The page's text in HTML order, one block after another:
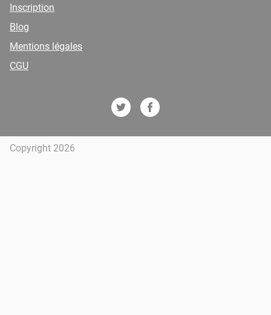
Inscription
Blog
Mentions légales
CGU
Copyright 2026